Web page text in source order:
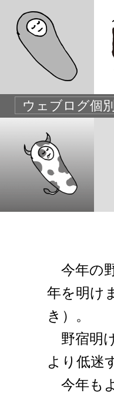
今年の
年を明け
き）。
野宿明
より低迷
今年も